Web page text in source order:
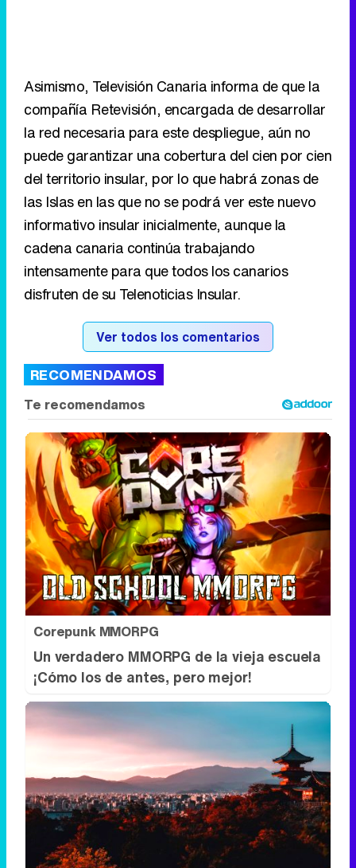
las Islas en las que no se podrá ver este nuevo
informativo insular inicialmente, aunque la
cadena canaria continúa trabajando
intensamente para que todos los canarios
disfruten de su Telenoticias Insular.
Ver todos los comentarios
RECOMENDAMOS
Corepunk MMORPG
Un verdadero MMORPG de la vieja escuela
¡Cómo los de antes, pero mejor!
Top 2026: destinos clave
Inspírate y elige tu próximo destino para
2026